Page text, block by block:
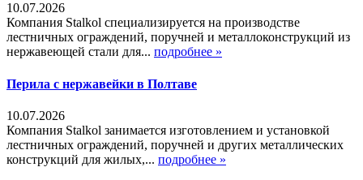
10.07.2026
Компания Stalkol специализируется на производстве
лестничных ограждений, поручней и металлоконструкций из
нержавеющей стали для... подробнее »
Перила с нержавейки в Полтаве
10.07.2026
Компания Stalkol занимается изготовлением и установкой
лестничных ограждений, поручней и других металлических
конструкций для жилых,... подробнее »